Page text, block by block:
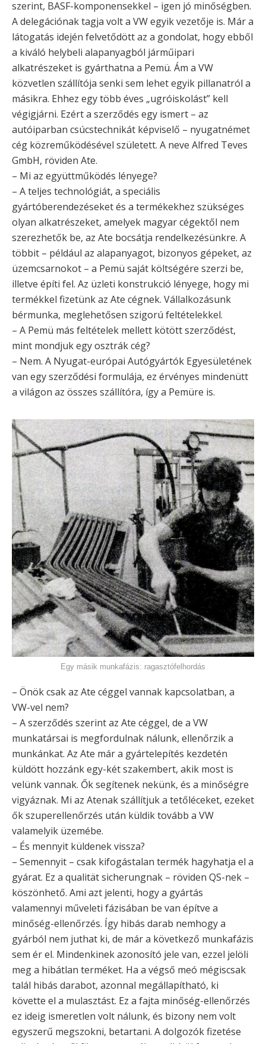
szerint, BASF-komponensekkel – igen jó minőségben.
A delegációnak tagja volt a VW egyik vezetője is. Már a
látogatás idején felvetődött az a gondolat, hogy ebből
a kiváló helybeli alapanyagból járműipari
alkatrészeket is gyárthatna a Pemü. Ám a VW
közvetlen szállítója senki sem lehet egyik pillanatról a
másikra. Ehhez egy több éves „ugróiskolást” kell
végigjárni. Ezért a szerződés egy ismert – az
autóiparban csúcstechnikát képviselő – nyugatnémet
cég közreműködésével született. A neve Alfred Teves
GmbH, röviden Ate.
– Mi az együttműködés lényege?
– A teljes technológiát, a speciális
gyártóberendezéseket és a termékekhez szükséges
olyan alkatrészeket, amelyek magyar cégektől nem
szerezhetők be, az Ate bocsátja rendelkezésünkre. A
többit – például az alapanyagot, bizonyos gépeket, az
üzemcsarnokot – a Pemü saját költségére szerzi be,
illetve építi fel. Az üzleti konstrukció lényege, hogy mi
termékkel fizetünk az Ate cégnek. Vállalkozásunk
bérmunka, meglehetősen szigorú feltételekkel.
– A Pemü más feltételek mellett kötött szerződést,
mint mondjuk egy osztrák cég?
– Nem. A Nyugat-európai Autógyártók Egyesületének
van egy szerződési formulája, ez érvényes mindenütt
a világon az összes szállítóra, így a Pemüre is.
Egy másik munkafázis: ragasztófelhordás
– Önök csak az Ate céggel vannak kapcsolatban, a
VW-vel nem?
– A szerződés szerint az Ate céggel, de a VW
munkatársai is megfordulnak nálunk, ellenőrzik a
munkánkat. Az Ate már a gyártelepítés kezdetén
küldött hozzánk egy-két szakembert, akik most is
velünk vannak. Ők segítenek nekünk, és a minőségre
vigyáznak. Mi az Atenak szállítjuk a tetőléceket, ezeket
ők szuperellenőrzés után küldik tovább a VW
valamelyik üzemébe.
– És mennyit küldenek vissza?
– Semennyit – csak kifogástalan termék hagyhatja el a
gyárat. Ez a qualität sicherungnak – röviden QS-nek –
köszönhető. Ami azt jelenti, hogy a gyártás
valamennyi műveleti fázisában be van építve a
minőség-ellenőrzés. Így hibás darab nemhogy a
gyárból nem juthat ki, de már a következő munkafázis
sem ér el. Mindenkinek azonosító jele van, ezzel jelöli
meg a hibátlan terméket. Ha a végső meó mégiscsak
talál hibás darabot, azonnal megállapítható, ki
követte el a mulasztást. Ez a fajta minőség-ellenőrzés
ez ideig ismeretlen volt nálunk, és bizony nem volt
egyszerű megszokni, betartani. A dolgozók fizetése